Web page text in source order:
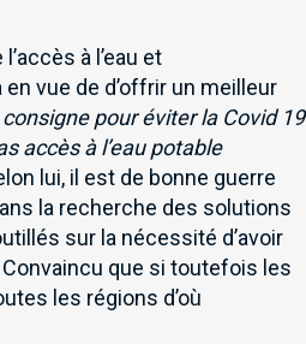
à l’eau et
vue de d’offrir un meilleur
pour éviter la Covid 19
accès à l’eau potable
lui, il est de bonne guerre
la recherche des solutions
sur la nécessité d’avoir
que si toutefois les
les régions d’où